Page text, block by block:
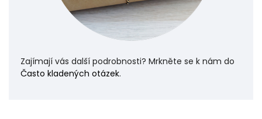
Zajímají vás další podrobnosti? Mrkněte se k nám do
Často kladených otázek.